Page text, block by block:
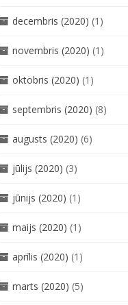
decembris (2020) (1)
novembris (2020) (1)
oktobris (2020) (1)
septembris (2020) (8)
augusts (2020) (6)
jūlijs (2020) (3)
jūnijs (2020) (1)
maijs (2020) (1)
aprīlis (2020) (1)
marts (2020) (5)